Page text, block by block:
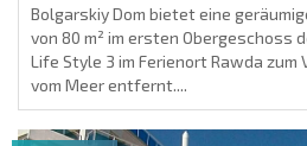
Bolgarskiy Dom bietet eine
von 80 m² im ersten Obergeschoss
Life Style 3 im Ferienort Rawda zum
vom Meer entfernt....